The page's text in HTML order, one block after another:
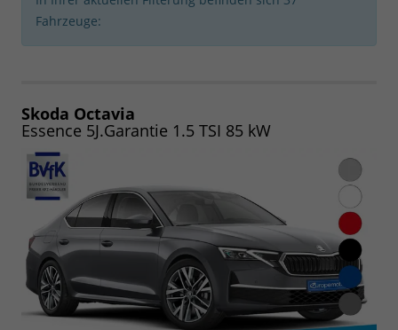
Fahrzeuge:
Skoda Octavia
Essence 5J.Garantie 1.5 TSI 85 kW